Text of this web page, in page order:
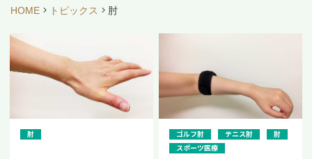
HOME トピックス 肘
肘 ゴルフ肘 テニス肘
肘
スポーツ医療